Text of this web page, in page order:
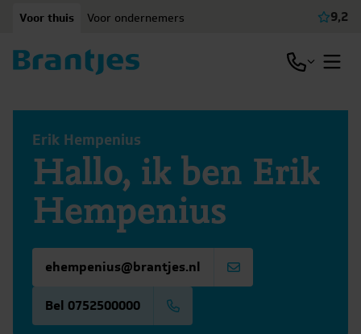
Voor thuis Voor ondernemers 9,2
Open /
Erik Hempenius
Hallo, ik ben Erik
Hempenius
ehempenius@brantjes.nl
Bel 0752500000